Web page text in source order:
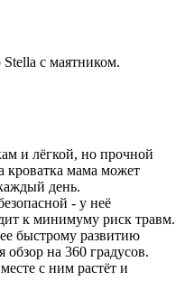
Stella с маятником.
и лёгкой, но прочной
кроватка мама может
день.
- у неё
к минимуму риск травм.
быстрому развитию
обзор на 360 градусов.
с ним растёт и